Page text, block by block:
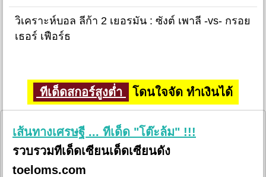
วิเคราะห์บอล ลีก้า 2 เยอรมัน : ซังต์ เพาลี -vs- กรอย
เธอร์ เฟือร์ธ
ทีเด็ดสกอร์สูงต่ำ โดนใจจัด ทำเงินได้
เส้นทางเศรษฐี ... ทีเด็ด "โต๊ะล้ม" !!!
รวบรวมทีเด็ดเซียนเด็ดเซียนดัง
toeloms.com